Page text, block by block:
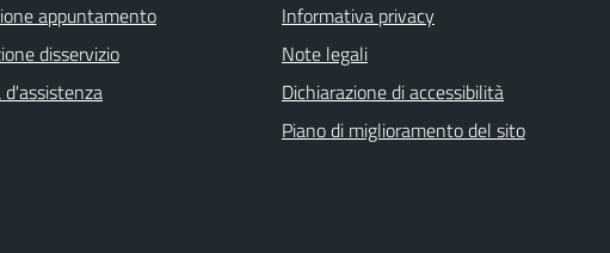
appuntamento
disservizio
d'assistenza
Informativa privacy
Note legali
Dichiarazione di accessibilità
Piano di miglioramento del sito